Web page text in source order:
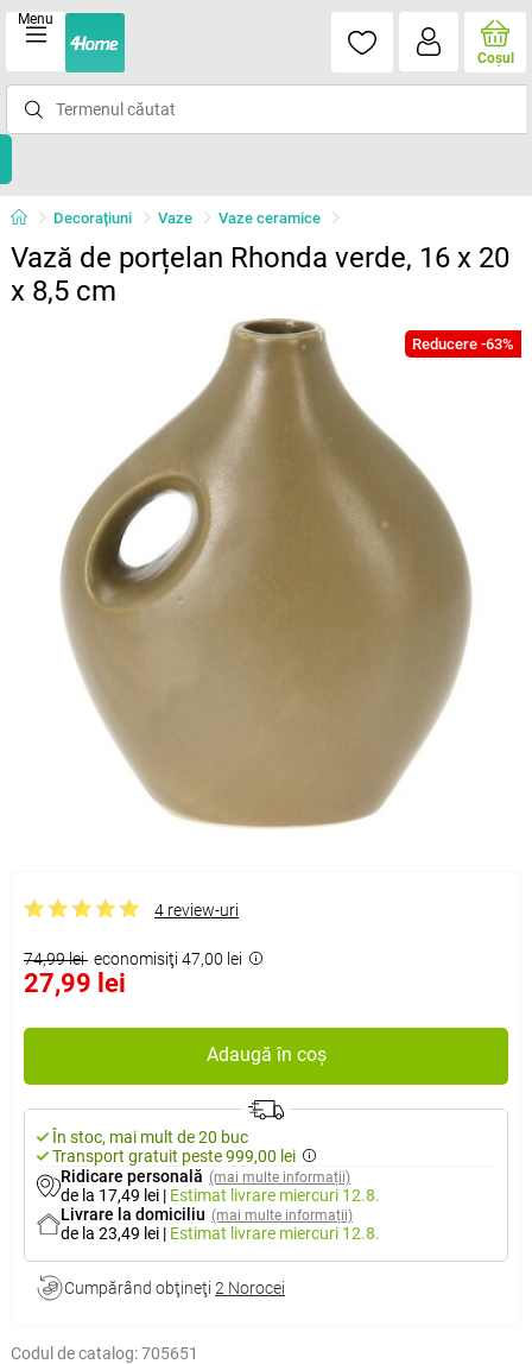
Menu
Coşul
Decorațiuni Vaze Vaze ceramice
Vază de porțelan Rhonda verde, 16 x 20
x 8,5 cm
Reducere -63%
4 review-uri
74,99 lei economisiţi 47,00 lei
27,99 lei
Adaugă în coș
În stoc, mai mult de 20 buc
Transport gratuit peste 999,00 lei
Ridicare personală (mai multe informații)
de la 17,49 lei | Estimat livrare miercuri 12.8.
Livrare la domiciliu (mai multe informații)
de la 23,49 lei | Estimat livrare miercuri 12.8.
Cumpărând obţineţi 2 Norocei
Codul de catalog:705651